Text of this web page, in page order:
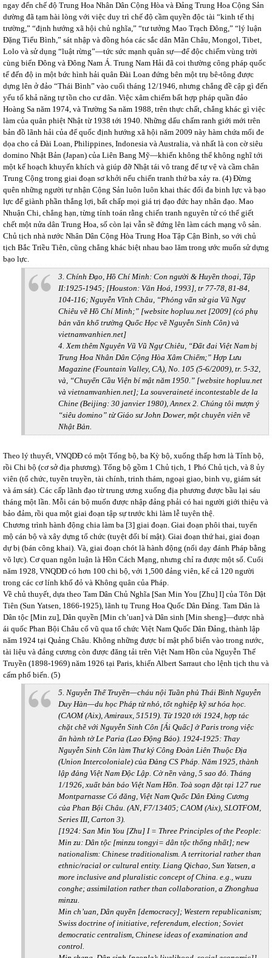
ngay đến chế độ Trung Hoa Nhân Dân Cộng Hòa và Đảng Trung Hoa Cộng Sản
dường đã tạm hài lòng với việc duy trì chế độ cầm quyền độc tài “kinh tế thị
trường,” “định hướng xã hội chủ nghĩa,” “tư tưởng Mao Trạch Đông,” “lý luận
Đặng Tiểu Bình,” sát nhập và đồng hóa các sắc dân Mãn Châu, Mongol, Tibet,
Lolo và sử dụng “luật rừng”—tức sức mạnh quân sự—để độc chiếm vùng trời
cùng biển Đông và Đông Nam Á. Trung Nam Hải đã coi thường công pháp quốc
tế đến độ in một bức hình hải quân Đài Loan đứng bên một trụ bê-tông được
dựng lên ở đảo “Thái Bình” vào cuối tháng 12/1946, nhưng chẳng đề cập gì đến
yếu tố khả năng tự tồn cho cư dân. Việc xâm chiếm bất hợp pháp quần đảo
Hoàng Sa năm 1974, và Trường Sa năm 1988, trên thực chất, chẳng khác gì việc
làm của quân phiệt Nhật từ 1938 tới 1940. Những dấu chấm ranh giới mới trên
bản đồ lãnh hải của đế quốc định hướng xã hội năm 2009 này hàm chứa mối đe
dọa cho cả Đài Loan, Philippines, Indonesia và Australia, và nhất là con cờ siêu
domino Nhật Bản (Japan) của Liên Bang Mỹ—khiến không thể không nghĩ tới
một kế hoạch khuyến khích và giúp đỡ Nhật tái vô trang để tự vệ và cầm chân
Trung Cộng trong giai đoạn sơ khởi nếu chiến tranh thứ ba xảy ra. (4) Đừng
quên những người tự nhận Cộng Sản luôn luôn khai thác đối đa binh lực và bạo
lực để giành phần thắng lợi, bất chấp mọi giá trị đạo đức hay nhân đạo. Mao
Nhuận Chi, chẳng hạn, từng tính toán rằng chiến tranh nguyên tử có thể giết
chết một nửa dân Trung Hoa, số còn lại vẫn sẽ đứng lên làm cách mạng vô sản.
Chủ tịch nhà nước Nhân Dân Cộng Hòa Trung Hoa Tập Cận Bình, so với chủ
tịch Bắc Triều Tiên, cũng chẳng khác biệt nhau bao lăm trong ước muốn sử dựng
bạo lực.
3. Chính Đạo, Hồ Chí Minh: Con người & Huyền thoại, Tập
II:1925-1945; [Houston: Văn Hoá, 1993], tr 77-78, 81-84,
104-116; Nguyễn Vĩnh Châu, “Phỏng vấn sử gia Vũ Ngự
Chiêu về Hồ Chí Minh;” [website hopluu.net [2009] (có phụ
bản văn khố trường Quốc Học về Nguyễn Sinh Côn) và
vietnamvanhien.net]
4. Xem thêm Nguyên Vũ Vũ Ngự Chiêu, “Đất đai Việt Nam bị
Trung Hoa Nhân Dân Cộng Hòa Xâm Chiếm;” Hợp Lưu
Magazine (Fountain Valley, CA), No. 105 (5-6/2009), tr. 5-32,
và, “Chuyến Cầu Viện bí mật năm 1950.” [website hopluu.net
và vietnamvanhien.net]; La souveraineté incontestable de la
Chine (Beijing: 30 janvier 1980), Annex 2. Chúng tôi mượn ý
“siêu domino” từ Giáo sư John Dower, một chuyên viên về
Nhật Bản.
Theo lý thuyết, VNQDĐ có một Tổng bộ, ba Kỳ bộ, xuống thấp hơn là Tỉnh bộ,
rồi Chi bộ (cơ sở địa phương). Tổng bộ gồm 1 Chủ tịch, 1 Phó Chủ tịch, và 8 ủy
viên (tổ chức, tuyên truyền, tài chính, trinh thám, ngoại giao, binh vụ, giám sát
và ám sát). Các cấp lãnh đạo từ trung ương xuống địa phương được bầu lại sáu
tháng một lần. Mỗi cán bộ muốn được nhập đảng phải có hai người giới thiệu và
bảo đảm, rồi qua một giai đoạn tập sự trước khi làm lễ tuyên thệ.
Chương trình hành động chia làm ba [3] giai đoạn. Giai đoạn phôi thai, tuyển
mộ cán bộ và xây dựng tổ chức (tuyệt đối bí mật). Giai đoạn thứ hai, giai đoạn
dự bị (bán công khai). Và, giai đoạn chót là hành động (nổi dạy đánh Pháp bằng
võ lực). Cơ quan ngôn luận là Hồn Cách Mạng, nhưng chỉ ra được một số. Cuối
năm 1928, VNQDĐ có hơn 100 chi bộ, với 1,500 đảng viên, kể cả 120 người
trong các cơ lính khố đỏ và Không quân của Pháp.
Về chủ thuyết, dựa theo Tam Dân Chủ Nghĩa [San Min You [Zhu] I] của Tôn Dật
Tiên (Sun Yatsen, 1866-1925), lãnh tụ Trung Hoa Quốc Dân Đảng. Tam Dân là
Dân tộc [Min zu], Dân quyền [Min ch’uan] và Dân sinh [Min sheng]—được nhà
ái quốc Phan Bội Châu cổ vũ qua tổ chức Việt Nam Quốc Dân Đảng, thành lập
năm 1924 tại Quảng Châu. Không những được bí mật phổ biến vào trong nước,
tài liệu và đảng cương còn được đăng tải trên Việt Nam Hồn của Nguyễn Thế
Truyền (1898-1969) năm 1926 tại Paris, khiến Albert Sarraut cho lệnh tịch thu và
cấm phổ biến. (5)
5. Nguyễn Thế Truyền—cháu nội Tuần phủ Thái Bình Nguyễn
Duy Hàn—du học Pháp từ nhỏ, tốt nghiệp kỹ sư hóa học.
(CAOM (Aix), Amiraux, 51519). Từ 1920 tới 1924, hợp tác
chặt chẽ với Nguyễn Sinh Côn [Ái Quấc] ở Paris trong việc
ấn hành tờ Le Paria (Lao Động Báo). 1924-1925: Thay
Nguyễn Sinh Côn làm Thư ký Công Đoàn Liên Thuộc Địa
(Union Intercoloniale) của Đảng CS Pháp. Năm 1925, thành
lập đảng Việt Nam Độc Lập. Cờ nền vàng, 5 sao đỏ. Tháng
1/1926, xuất bản báo Việt Nam Hồn. Toà soạn đặt tại 127 rue
Montparnasse Có đăng, Việt Nam Quốc Dân Đảng Cương
của Phan Bội Châu. (AN, F7/13405; CAOM (Aix), SLOTFOM,
Series III, Carton 3).
[1924: San Min You [Zhu] I = Three Principles of the People:
Min zu: Dân tộc [minzu tongyi= dân tộc thống nhất]; new
nationalism: Chinese traditionalism. A territorial rather than
ethnic/racial or cultural entity. Liang Qichao, Sun Yatsen, a
more inclusive and pluralistic concept of China. e.g., wuzu
conghe; assimilation rather than collaboration, a Zhonghua
minzu.
Min ch’uan, Dân quyền [democracy]; Western republicanism;
Swiss doctrine of initiative, referendum, election; Soviet
democratic centralism, Chinese ideas of examination and
control.